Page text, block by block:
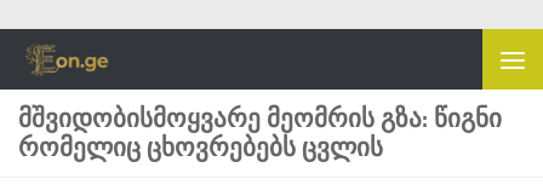
Skip to content
ᲛᲨᲕᲘᲓᲝᲑᲘᲡᲛᲝᲧᲕᲐᲠᲔ ᲛᲔᲝᲛᲠᲘᲡ ᲒᲖᲐ: ᲬᲘᲒᲜᲘ
ᲠᲝᲛᲔᲚᲘᲪ ᲪᲮᲝᲕᲠᲔᲑᲔᲑᲡ ᲪᲕᲚᲘᲡ